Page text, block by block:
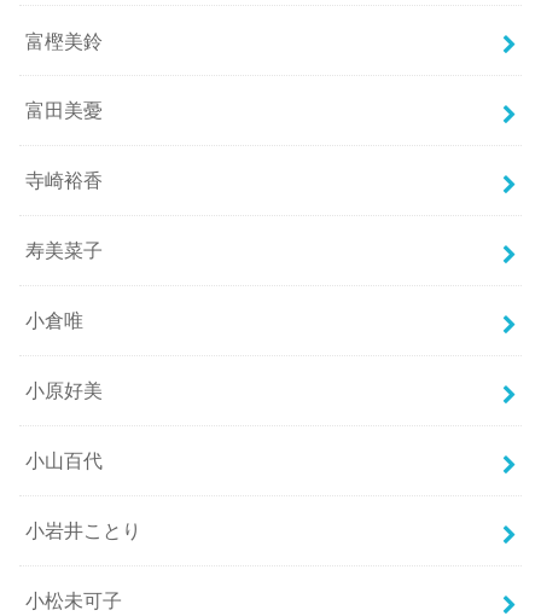
富樫美鈴
富田美憂
寺崎裕香
寿美菜子
小倉唯
小原好美
小山百代
小岩井ことり
小松未可子